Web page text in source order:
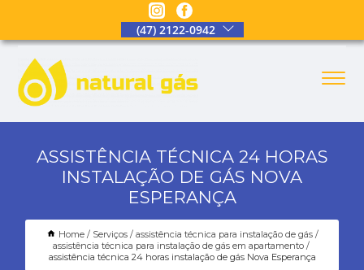
(47) 2122-0942
ASSISTÊNCIA TÉCNICA 24 HORAS
INSTALAÇÃO DE GÁS NOVA
ESPERANÇA
Home Serviços
assistência técnica para instalação de gás
assistência técnica para instalação de gás em apartamento
assistência técnica 24 horas instalação de gás Nova Esperança